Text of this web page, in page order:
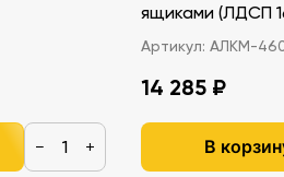
− +
ящиками
Артикул: АЛКМ-
14 285 ₽
В